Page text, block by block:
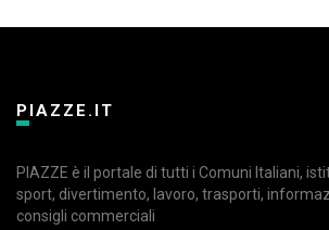
PIAZZE.IT
PIAZZE è il portale di tutti i Comuni Italiani,
sport, divertimento, lavoro, trasporti,
consigli commerciali